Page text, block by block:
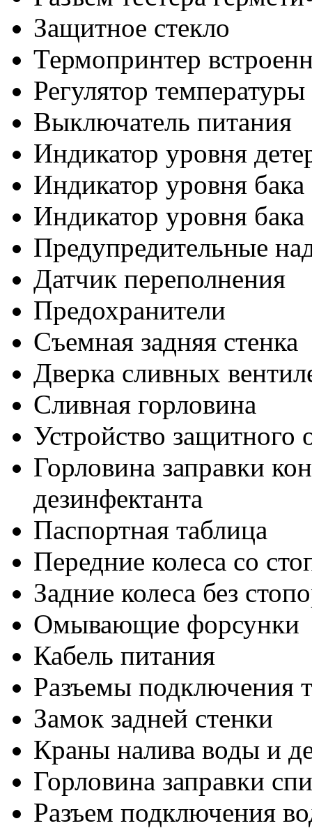
Защитное стекло
Термопринтер
Регулятор температуры
Выключатель питания
Индикатор уровня
Индикатор уровня бака
Индикатор уровня бака
Предупредительные
Датчик переполнения
Предохранители
Съемная задняя стенка
Дверка сливных
Сливная горловина
Устройство защитного
Горловина заправки
дезинфектанта
Паспортная таблица
Передние колеса со
Задние колеса без
Омывающие форсунки
Кабель питания
Разъемы подключения
Замок задней стенки
Краны налива воды и
Горловина заправки
Разъем подключения